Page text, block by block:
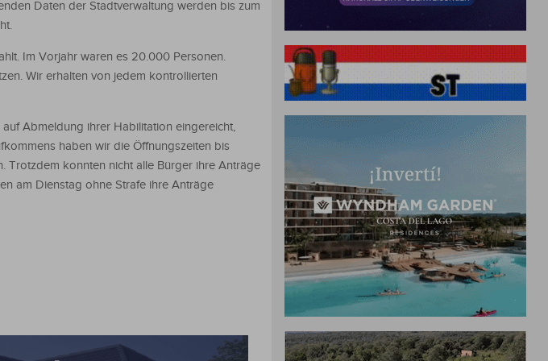
Daten der Stadtverwaltung werden bis zum
Im Vorjahr waren es 20.000 Personen.
Wir erhalten von jedem kontrollierten
Abmeldung ihrer Habilitation eingereicht,
haben wir die Öffnungszeiten bis
Trotzdem konnten nicht alle Bürger ihre Anträge
am Dienstag ohne Strafe ihre Anträge